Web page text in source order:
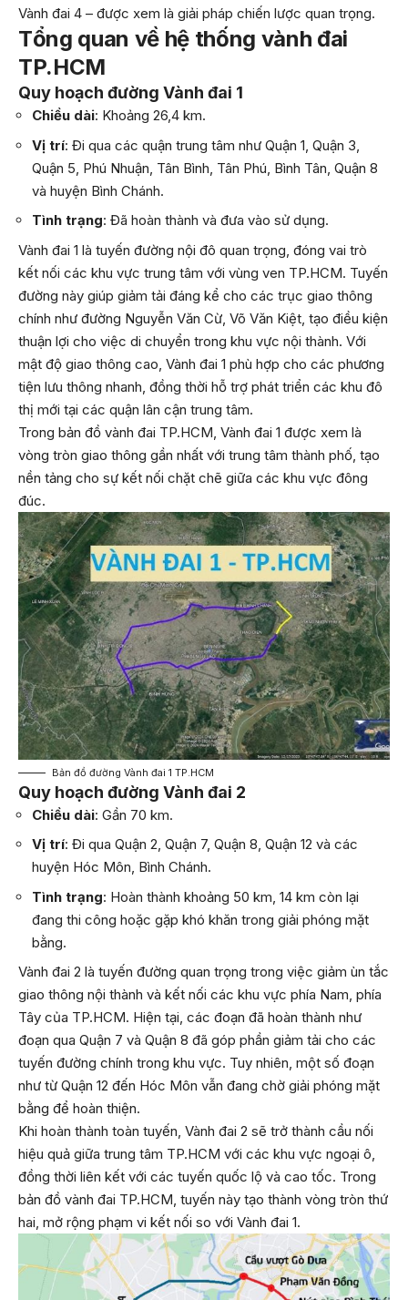
Vành đai 4 – được xem là giải pháp chiến lược quan trọng.
Tổng quan về hệ thống vành đai
TP.HCM
Quy hoạch đường Vành đai 1
Chiều dài: Khoảng 26,4 km.
Vị trí: Đi qua các quận trung tâm như Quận 1, Quận 3,
Quận 5, Phú Nhuận, Tân Bình, Tân Phú, Bình Tân, Quận 8
và huyện Bình Chánh.
Tình trạng: Đã hoàn thành và đưa vào sử dụng.
Vành đai 1 là tuyến đường nội đô quan trọng, đóng vai trò
kết nối các khu vực trung tâm với vùng ven TP.HCM. Tuyến
đường này giúp giảm tải đáng kể cho các trục giao thông
chính như đường Nguyễn Văn Cừ, Võ Văn Kiệt, tạo điều kiện
thuận lợi cho việc di chuyển trong khu vực nội thành. Với
mật độ giao thông cao, Vành đai 1 phù hợp cho các phương
tiện lưu thông nhanh, đồng thời hỗ trợ phát triển các khu đô
thị mới tại các quận lân cận trung tâm.
Trong bản đồ vành đai TP.HCM, Vành đai 1 được xem là
vòng tròn giao thông gần nhất với trung tâm thành phố, tạo
nền tảng cho sự kết nối chặt chẽ giữa các khu vực đông
đúc.
Bản đồ đường Vành đai 1 TP.HCM
Quy hoạch đường Vành đai 2
Chiều dài: Gần 70 km.
Vị trí: Đi qua Quận 2, Quận 7, Quận 8, Quận 12 và các
huyện Hóc Môn, Bình Chánh.
Tình trạng: Hoàn thành khoảng 50 km, 14 km còn lại
đang thi công hoặc gặp khó khăn trong giải phóng mặt
bằng.
Vành đai 2 là tuyến đường quan trọng trong việc giảm ùn tắc
giao thông nội thành và kết nối các khu vực phía Nam, phía
Tây của TP.HCM. Hiện tại, các đoạn đã hoàn thành như
đoạn qua Quận 7 và Quận 8 đã góp phần giảm tải cho các
tuyến đường chính trong khu vực. Tuy nhiên, một số đoạn
như từ Quận 12 đến Hóc Môn vẫn đang chờ giải phóng mặt
bằng để hoàn thiện.
Khi hoàn thành toàn tuyến, Vành đai 2 sẽ trở thành cầu nối
hiệu quả giữa trung tâm TP.HCM với các khu vực ngoại ô,
đồng thời liên kết với các tuyến quốc lộ và cao tốc. Trong
bản đồ vành đai TP.HCM, tuyến này tạo thành vòng tròn thứ
hai, mở rộng phạm vi kết nối so với Vành đai 1.